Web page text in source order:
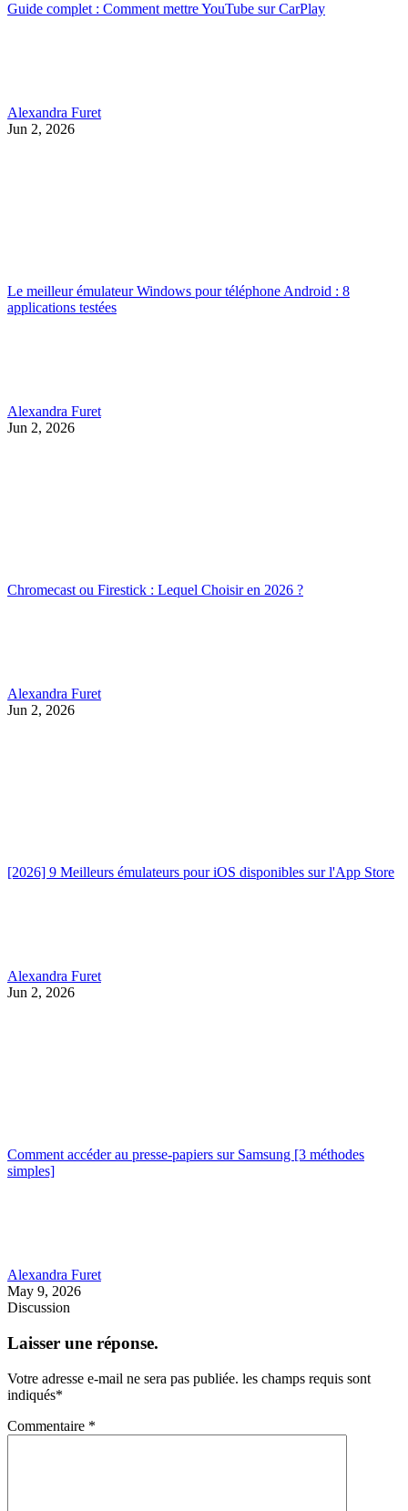
Guide complet : Comment mettre YouTube sur CarPlay
Alexandra Furet
Jun 2, 2026
Le meilleur émulateur Windows pour téléphone Android : 8
applications testées
Alexandra Furet
Jun 2, 2026
Chromecast ou Firestick : Lequel Choisir en 2026 ?
Alexandra Furet
Jun 2, 2026
[2026] 9 Meilleurs émulateurs pour iOS disponibles sur l'App Store
Alexandra Furet
Jun 2, 2026
Comment accéder au presse-papiers sur Samsung [3 méthodes
simples]
Alexandra Furet
May 9, 2026
Discussion
Laisser une réponse.
Votre adresse e-mail ne sera pas publiée. les champs requis sont
indiqués*
Commentaire *